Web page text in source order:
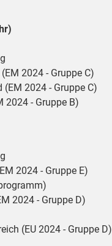
2024 - Gruppe C)
2024 - Gruppe C)
2024 - Gruppe B)
2024 - Gruppe E)
2024 - Gruppe D)
(EU 2024 - Gruppe D)